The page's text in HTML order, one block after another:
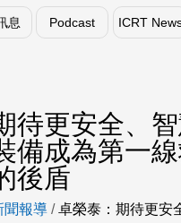
息 Podcast ICRT
待更安全、智
備成為第一
後盾
聞報導 /卓榮泰：期待更安